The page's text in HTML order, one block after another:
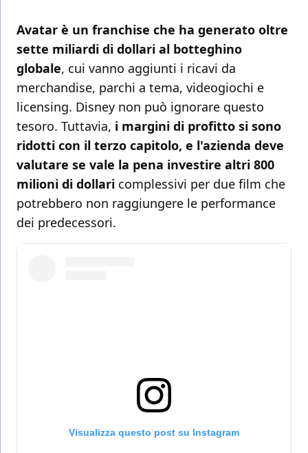
Avatar è un franchise che ha generato oltre
sette miliardi di dollari al botteghino
globale, cui vanno aggiunti i ricavi da
merchandise, parchi a tema, videogiochi e
licensing. Disney non può ignorare questo
tesoro. Tuttavia, i margini di profitto si sono
ridotti con il terzo capitolo, e l'azienda deve
valutare se vale la pena investire altri 800
milioni di dollari complessivi per due film che
potrebbero non raggiungere le performance
dei predecessori.
Visualizza questo post su Instagram